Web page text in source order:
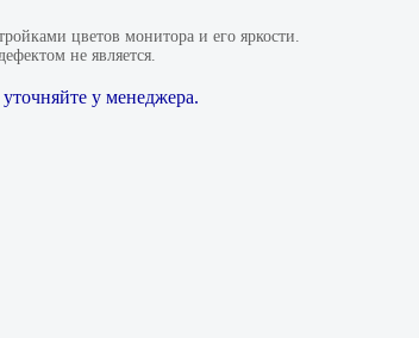
цветов монитора и его яркости.
не является.
у менеджера.